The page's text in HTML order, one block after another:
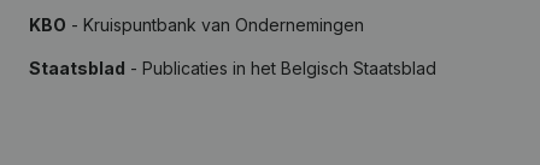
KBO - Kruispuntbank van Ondernemingen
Staatsblad - Publicaties in het Belgisch Staatsblad